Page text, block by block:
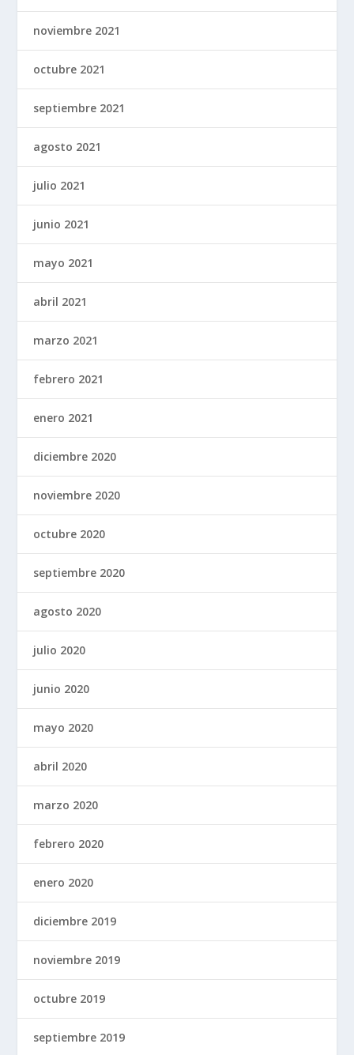
noviembre 2021
octubre 2021
septiembre 2021
agosto 2021
julio 2021
junio 2021
mayo 2021
abril 2021
marzo 2021
febrero 2021
enero 2021
diciembre 2020
noviembre 2020
octubre 2020
septiembre 2020
agosto 2020
julio 2020
junio 2020
mayo 2020
abril 2020
marzo 2020
febrero 2020
enero 2020
diciembre 2019
noviembre 2019
octubre 2019
septiembre 2019